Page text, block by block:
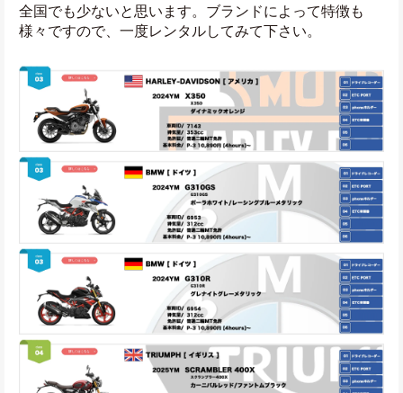
全国でも少ないと思います。ブランドによって特徴も
様々ですので、一度レンタルしてみて下さい。